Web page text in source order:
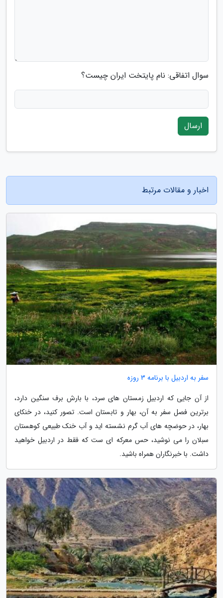
سوال اتفاقی: نام پایتخت ایران چیست؟
ارسال
اخبار و مقالات مرتبط
سفر به اردبیل با برنامه 3 روزه
از آن جایی که اردبیل زمستان های سرد، با بارش برف سنگین دارد،
برترین فصل سفر به آن، بهار و تابستان است. تصور کنید، در خنکای
بهار، در حوضچه های آب گرم نشسته اید و آب خنک طبیعی کوهستان
سبلان را می نوشید، حس معرکه ای ست که فقط در اردبیل خواهید
داشت. با خبرنگاران همراه باشید.